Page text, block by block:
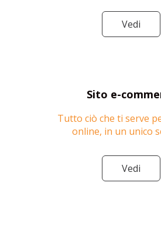
Vedi
Sito e-
Tutto ciò che ti serve
online, in un unico
Vedi